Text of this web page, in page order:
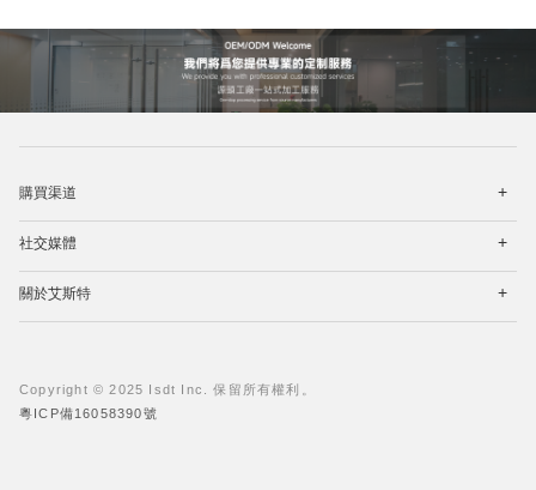
購買渠道
菜
社交媒體
菜
關於艾斯特
菜
Copyright © 2025 Isdt Inc. 保留所有權利。
粵ICP備16058390號